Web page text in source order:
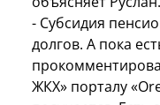
- Субсидия
долгов. А пока
ЖКХ» порталу